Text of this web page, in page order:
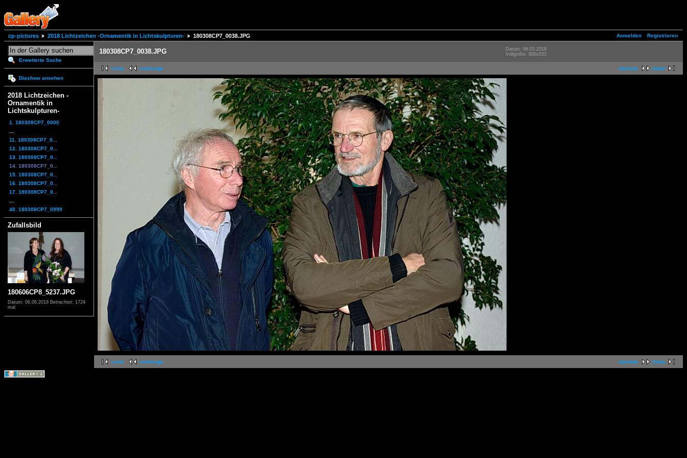
Anmelden Registrieren
cp-pictures 2018 Lichtzeichen -Ornamentik in Lichtskulpturen- 180308CP7_0038.JPG
Erweiterte Suche
Diashow ansehen
2018 Lichtzeichen -
Ornamentik in
Lichtskulpturen-
1. 180308CP7_0000
11. 180308CP7_0...
12. 180308CP7_0...
13. 180308CP7_0...
14. 180308CP7_0...
15. 180308CP7_0...
16. 180308CP7_0...
17. 180308CP7_0...
40. 180308CP7_0999
Zufallsbild
180606CP8_5237.JPG
Datum: 06.06.2018 Betrachtet: 1724
mal
180308CP7_0038.JPG
Datum: 06.03.2018
Vollgröße: 800x533
nächste letzte
erste vorherige
nächste letzte
erste vorherige